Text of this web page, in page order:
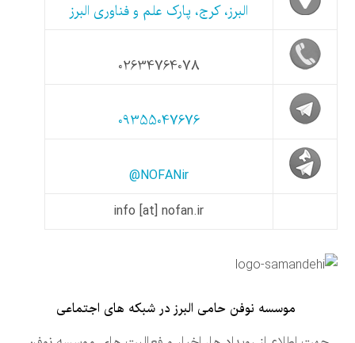
البرز، کرج، پارک علم و فناوری البرز
02634764078
09355047676
@NOFANir
info [at] nofan.ir
موسسه نوفن حامی البرز در شبکه های اجتماعی